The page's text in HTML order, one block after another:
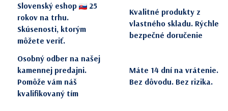
Slovenský eshop
25
rokov na trhu.
Skúsenosti, ktorým
môžete veriť.
Kvalitné produkty z
vlastného skladu. Rýchle
bezpečné doručenie
Osobný odber na našej
kamennej predajni.
Pomôže vám náš
kvalifikovaný tím
Máte 14 dní na vrátenie.
Bez dôvodu. Bez rizika.